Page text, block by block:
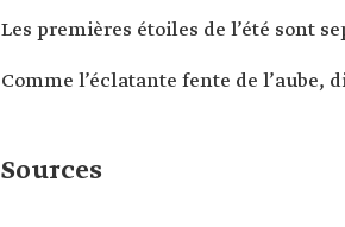
Les premières étoiles de l’été sont
Comme l’éclatante fente de l’aube,
Sources